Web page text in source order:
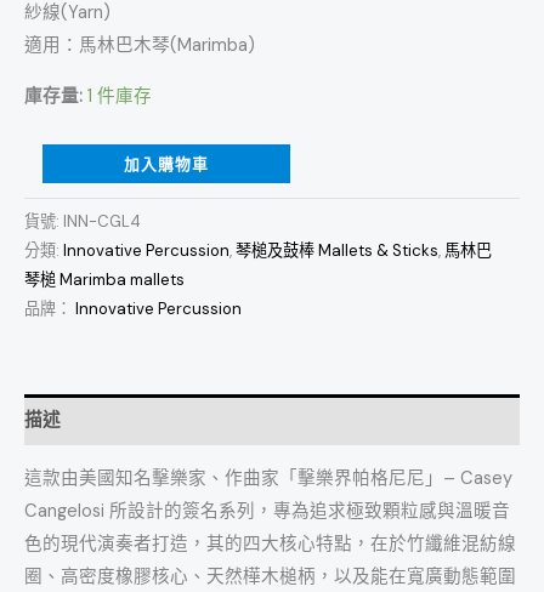
紗線(Yarn)
適用：馬林巴木琴(Marimba)
庫存量: 1 件庫存
加入購物車
貨號: INN-CGL4
分類: Innovative Percussion,琴槌及鼓棒 Mallets & Sticks, 馬林巴
琴槌 Marimba mallets
品牌： Innovative Percussion
描述
這款由美國知名擊樂家、作曲家「擊樂界帕格尼尼」– Casey
Cangelosi 所設計的簽名系列，專為追求極致顆粒感與溫暖音
色的現代演奏者打造，其的四大核心特點，在於竹纖維混紡線
圈、高密度橡膠核心、天然樺木槌柄，以及能在寬廣動態範圍